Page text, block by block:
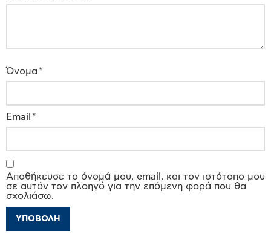
Όνομα *
Email *
Αποθήκευσε το όνομά μου, email, και τον ιστότοπο μου
σε αυτόν τον πλοηγό για την επόμενη φορά που θα
σχολιάσω.